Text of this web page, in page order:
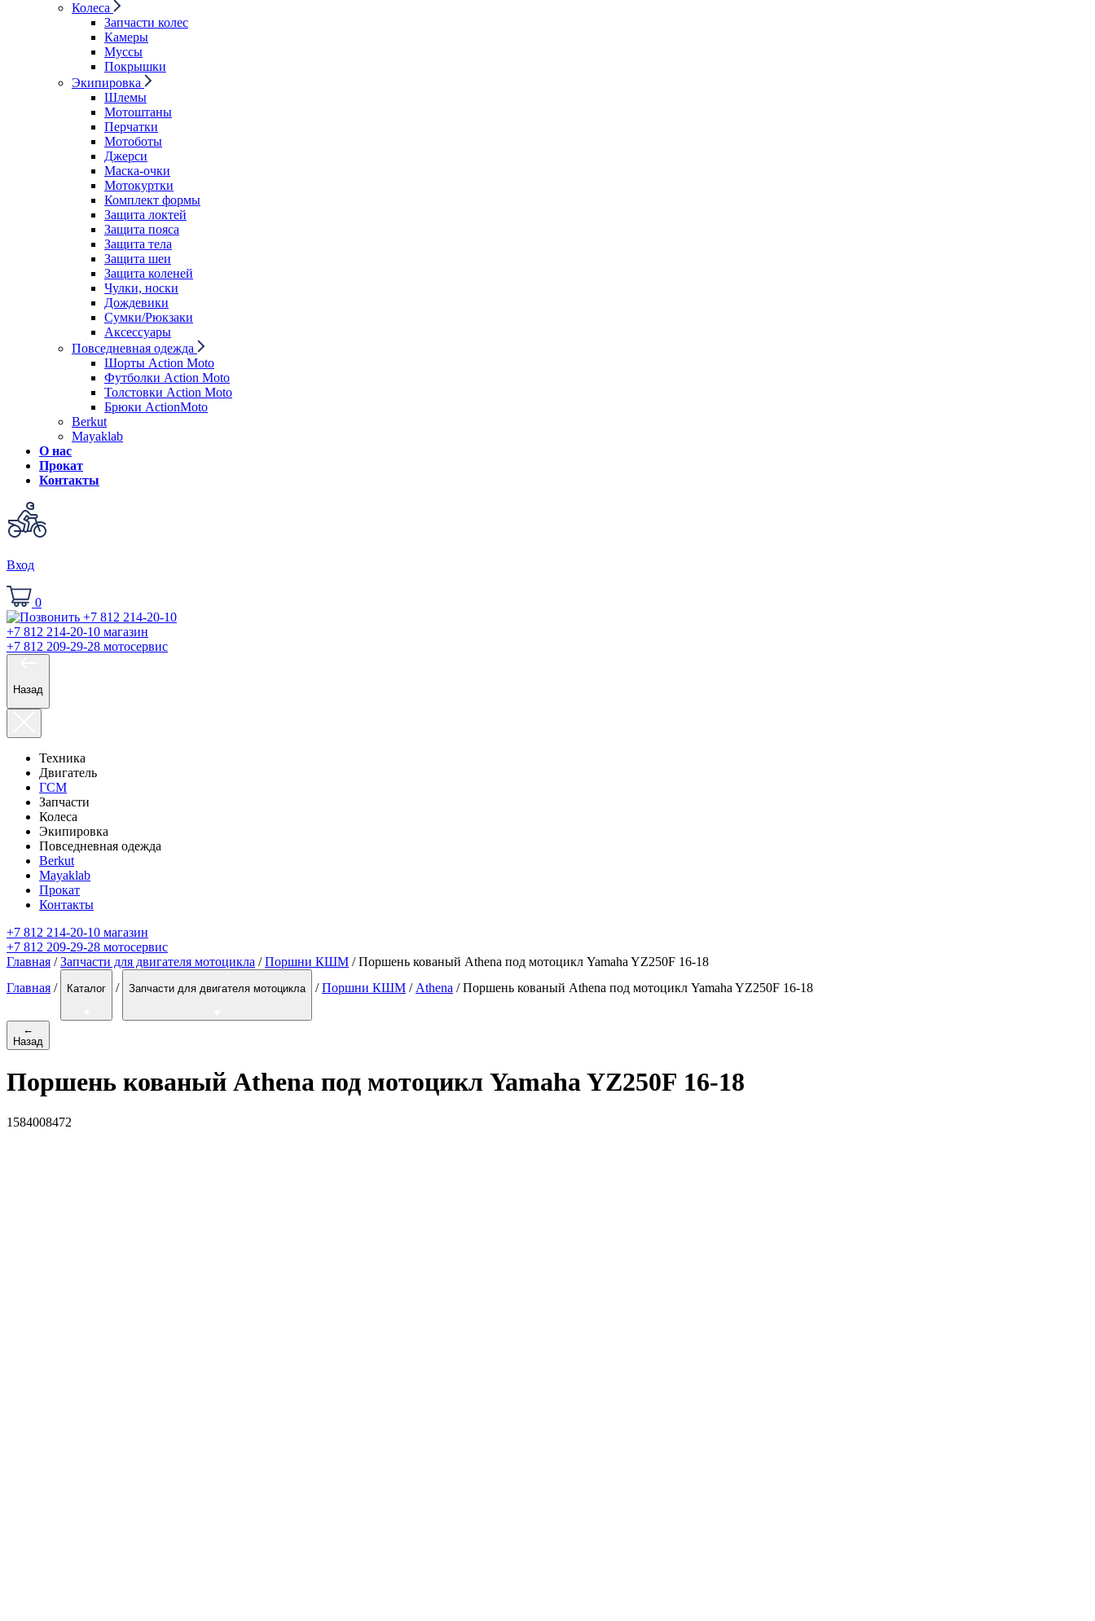
Колеса
Запчасти колес
Камеры
Муссы
Покрышки
Экипировка
Шлемы
Мотоштаны
Перчатки
Мотоботы
Джерси
Маска-очки
Мотокуртки
Комплект формы
Защита локтей
Защита пояса
Защита тела
Защита шеи
Защита коленей
Чулки, носки
Дождевики
Сумки/Рюкзаки
Аксессуары
Повседневная одежда
Шорты Action Moto
Футболки Action Moto
Толстовки Action Moto
Брюки ActionMoto
Berkut
Mayaklab
О нас
Прокат
Контакты
Вход
0
+7 812 214-20-10 магазин
+7 812 209-29-28 мотосервис
Назад
Техника
Двигатель
ГСМ
Запчасти
Колеса
Экипировка
Повседневная одежда
Berkut
Mayaklab
Прокат
Контакты
+7 812 214-20-10 магазин
+7 812 209-29-28 мотосервис
Главная /Запчасти для двигателя мотоцикла /Поршни КШМ / Поршень кованый Athena под мотоцикл Yamaha YZ250F 16-18
Главная / Каталог / Запчасти для двигателя мотоцикла / Поршни КШМ / Athena / Поршень кованый Athena под мотоцикл Yamaha YZ250F 16-18
←
Назад
Поршень кованый Athena под мотоцикл Yamaha YZ250F 16-18
1584008472